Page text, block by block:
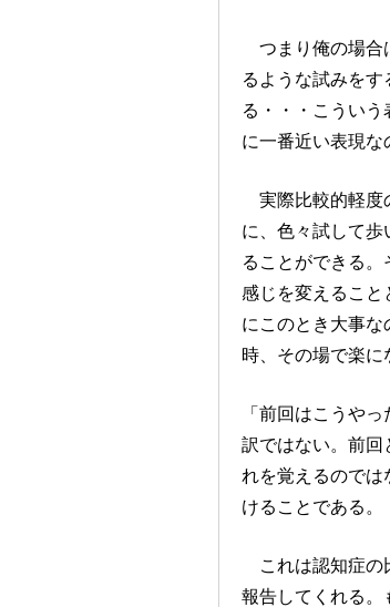
つまり俺の場合
るような試みを
る・・・こうい
に一番近い表現な
実際比較的軽度
に、色々試して
ることができる
感じを変えるこ
にこのとき大事
時、その場で楽に
「前回はこうや
訳ではない。前回
れを覚えるのでは
けることである。
これは認知症の
報告してくれる。